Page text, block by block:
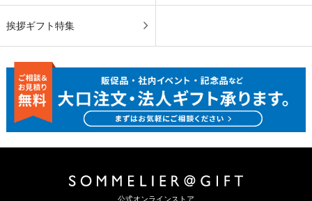
挨拶ギフト特集
公式オンラインストア